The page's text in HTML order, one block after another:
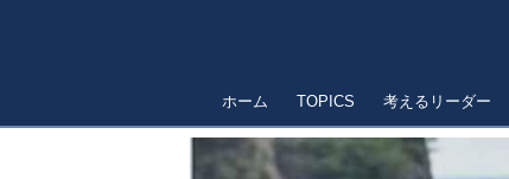
ホーム TOPICS 考えるリーダー